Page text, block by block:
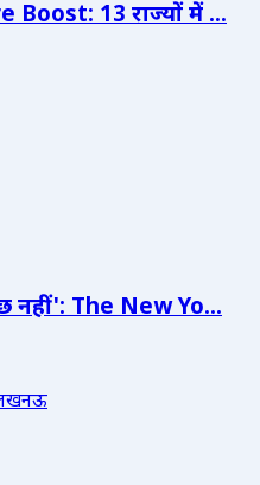
13 राज्यों में ...
नहीं': The New Yo...